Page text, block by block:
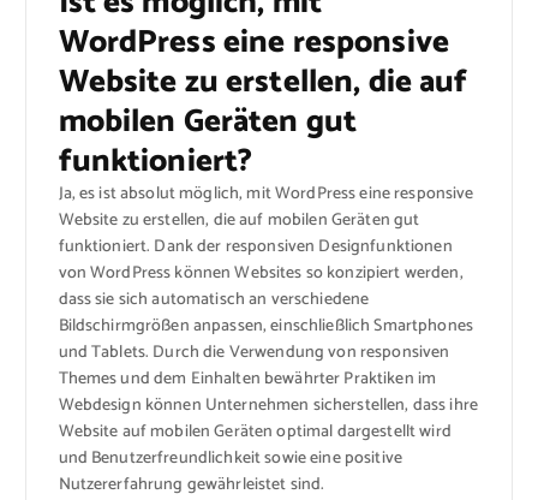
WordPress eine responsive
Website zu erstellen, die auf
mobilen Geräten gut
funktioniert?
Ja, es ist absolut möglich, mit WordPress eine responsive
Website zu erstellen, die auf mobilen Geräten gut
funktioniert. Dank der responsiven Designfunktionen
von WordPress können Websites so konzipiert werden,
dass sie sich automatisch an verschiedene
Bildschirmgrößen anpassen, einschließlich Smartphones
und Tablets. Durch die Verwendung von responsiven
Themes und dem Einhalten bewährter Praktiken im
Webdesign können Unternehmen sicherstellen, dass ihre
Website auf mobilen Geräten optimal dargestellt wird
und Benutzerfreundlichkeit sowie eine positive
Nutzererfahrung gewährleistet sind.